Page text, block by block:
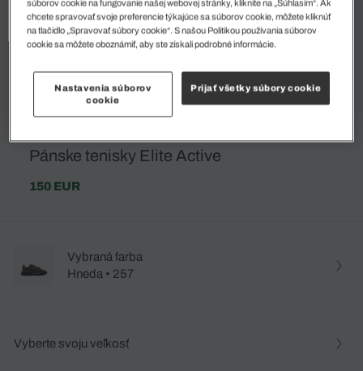
Pánske tenisky Elite Active
150 EUR
Vybraná farba
Hneda • 257
Vyberte svoju veľkosť
súborov cookie na fungovanie našej webovej stránky, kliknite na „Súhlasím“. Ak
chcete spravovať svoje preferencie týkajúce sa súborov cookie, môžete kliknúť
na tlačidlo „Spravovať súbory cookie“. S našou Politikou používania súborov
cookie sa môžete oboznámiť, aby ste získali podrobné informácie.
Nastavenia súborov
cookie
Prijať všetky súbory cookie